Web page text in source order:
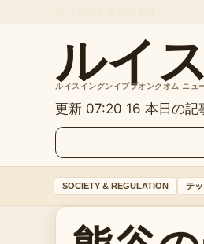
ルイ
ルイスイングンイププオンクオム ニュ
更新 07:20 16 本日の記
SOCIETY & REGULATION テッ